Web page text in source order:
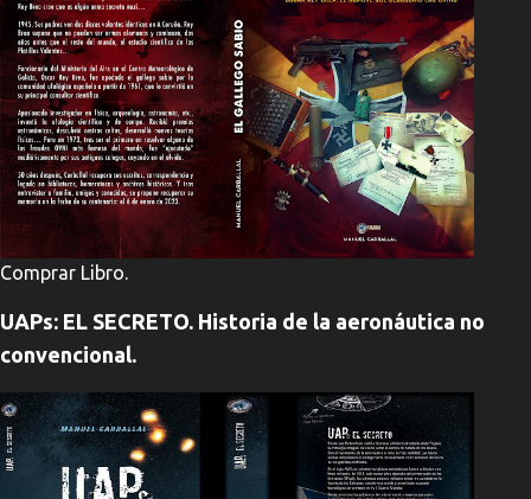
Comprar Libro.
UAPs: EL SECRETO. Historia de la aeronáutica no
convencional.